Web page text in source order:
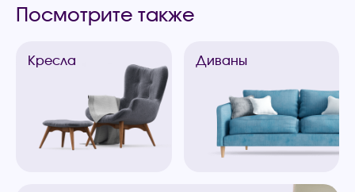
Посмотрите также
Кресла Диваны